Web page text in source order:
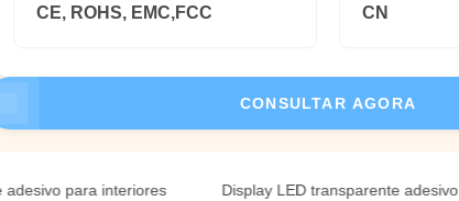
CE, ROHS, EMC,FCC CN
CONSULTAR AGORA
para interiores Display LED transparente adesivo flexível